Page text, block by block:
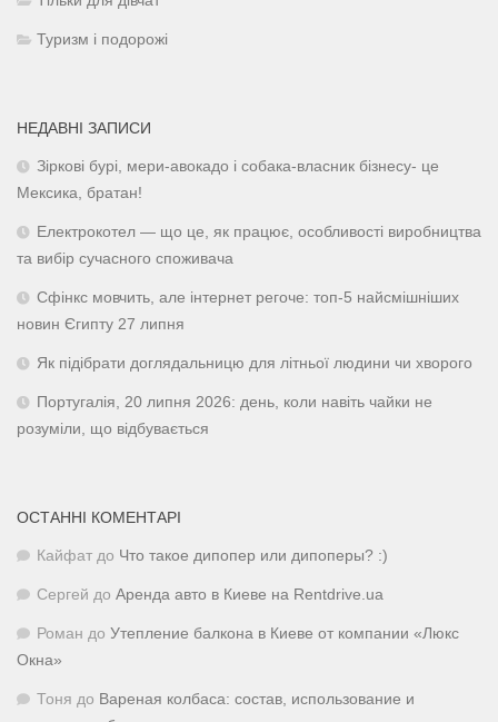
Туризм і подорожі
НЕДАВНІ ЗАПИСИ
Зіркові бурі, мери-авокадо і собака-власник бізнесу- це
Мексика, братан!
Електрокотел — що це, як працює, особливості виробництва
та вибір сучасного споживача
Сфінкс мовчить, але інтернет регоче: топ-5 найсмішніших
новин Єгипту 27 липня
Як підібрати доглядальницю для літньої людини чи хворого
Португалія, 20 липня 2026: день, коли навіть чайки не
розуміли, що відбувається
ОСТАННІ КОМЕНТАРІ
Кайфат до Что такое дипопер или дипоперы? :)
Сергей до Аренда авто в Киеве на Rentdrive.ua
Роман до Утепление балкона в Киеве от компании «Люкс
Окна»
Тоня до Вареная колбаса: состав, использование и